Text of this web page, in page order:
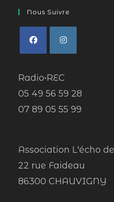
Nous Suivre
Radio•REC
05 49 56 59 28
07 89 05 55 99
Association L'écho
22 rue Faideau
86300 CHAUVIGNY